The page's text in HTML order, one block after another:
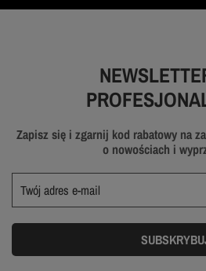
Zapisz się i zgarnij kod rabatowy na
o nowościach i